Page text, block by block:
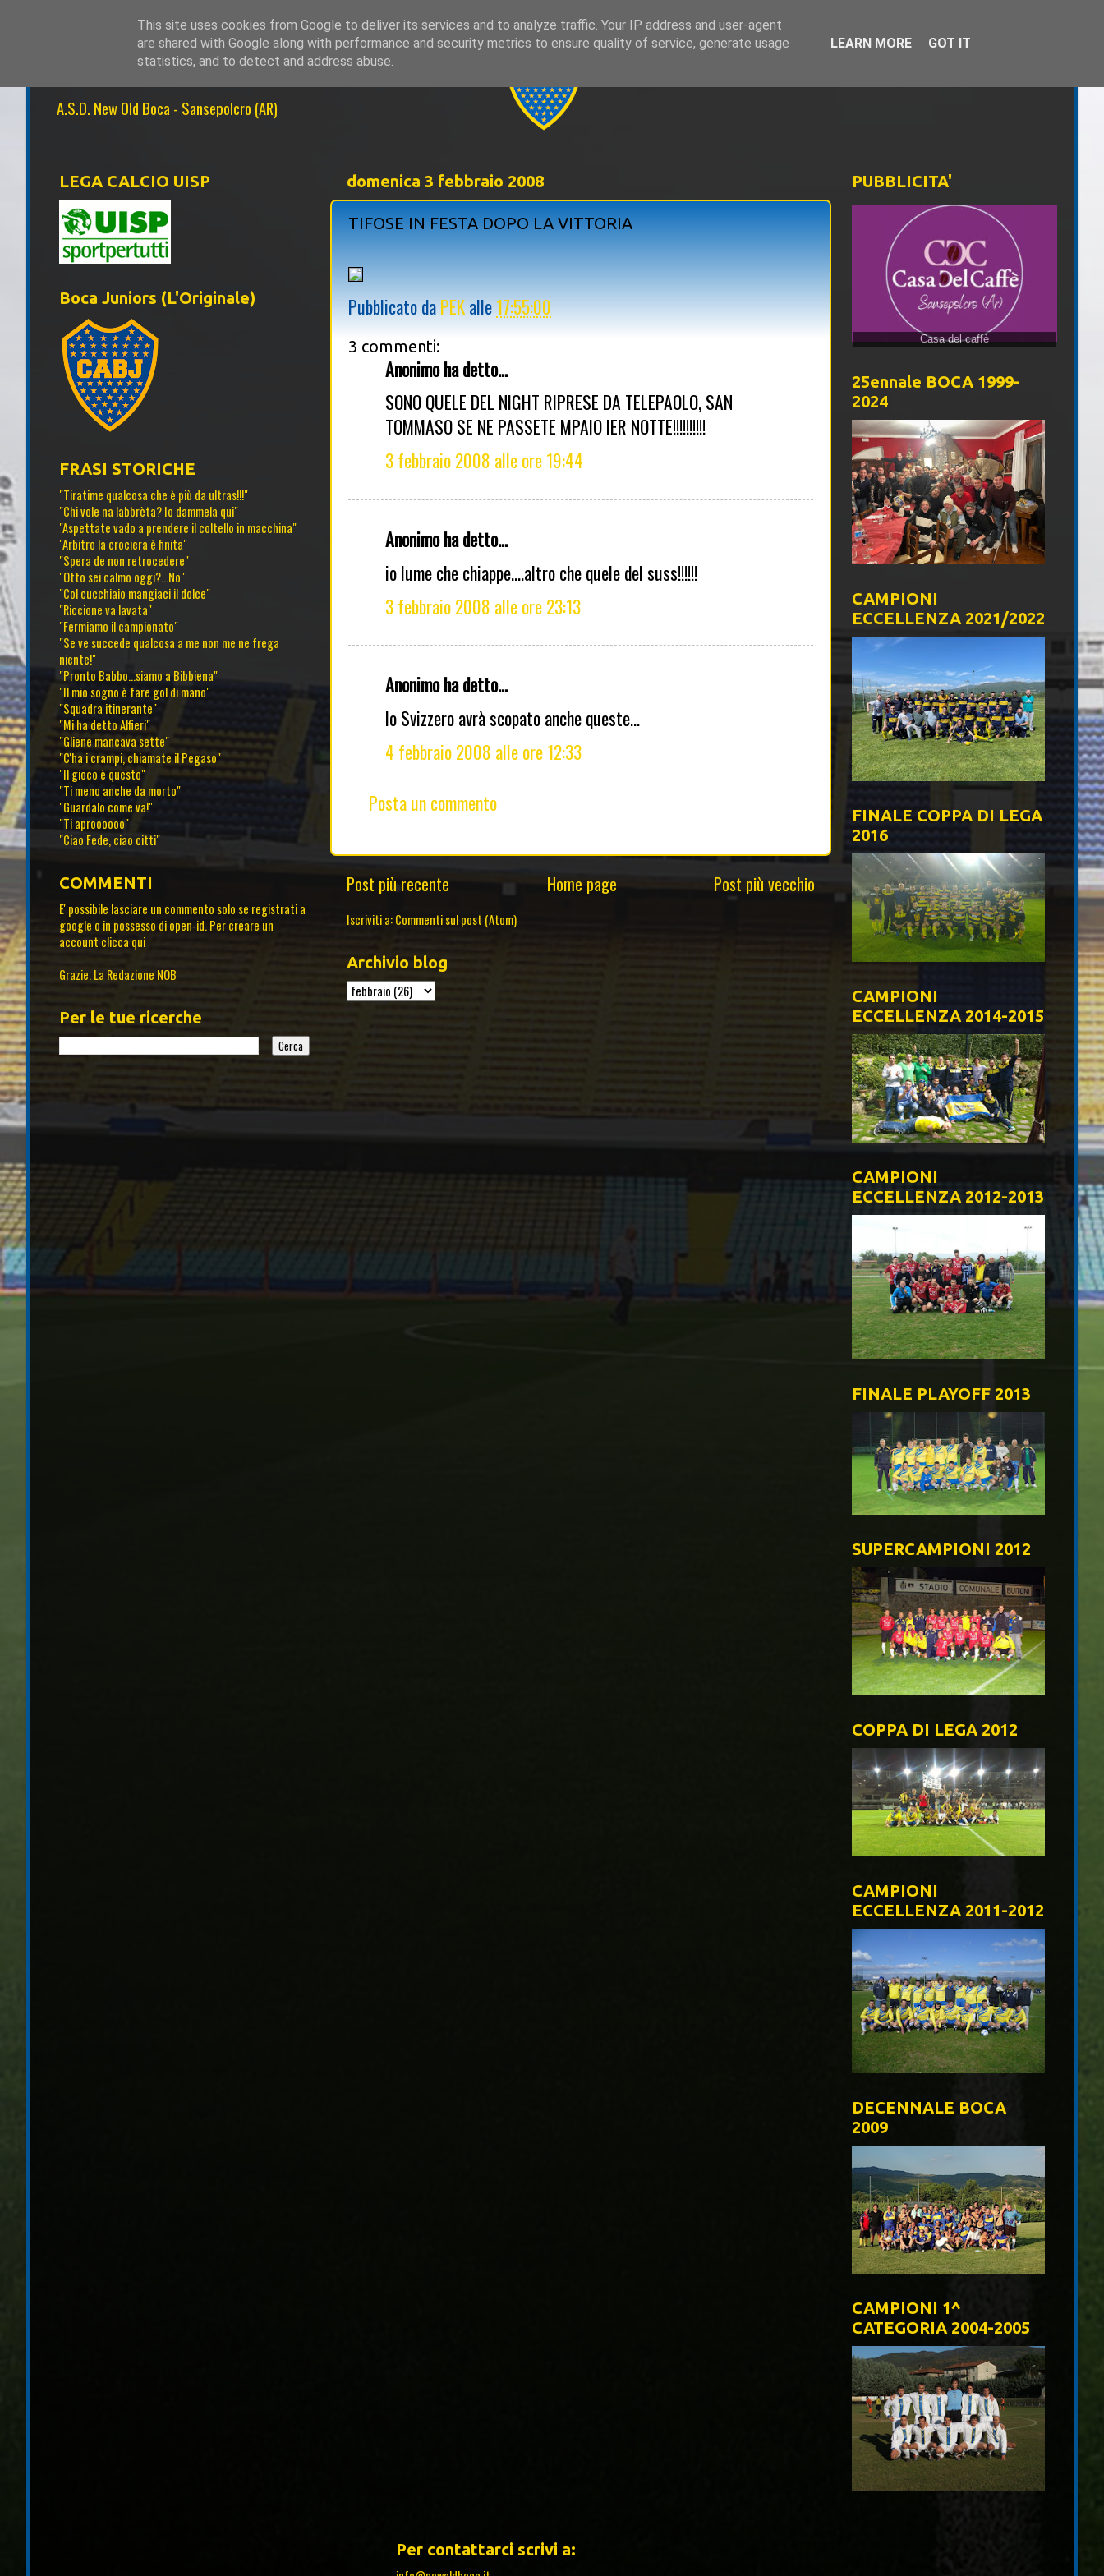
NEW OLD BOCA 1999
A.S.D. New Old Boca - Sansepolcro (AR)
domenica 3 febbraio 2008
TIFOSE IN FESTA DOPO LA VITTORIA
Pubblicato daPEKalle17:55:00
3 commenti:
Anonimo ha detto...
SONO QUELE DEL NIGHT RIPRESE DA TELEPAOLO, SAN
TOMMASO SE NE PASSETE MPAIO IER NOTTE!!!!!!!!!!
3 febbraio 2008 alle ore 19:44
Anonimo ha detto...
io lume che chiappe....altro che quele del suss!!!!!!
3 febbraio 2008 alle ore 23:13
Anonimo ha detto...
lo Svizzero avrà scopato anche queste...
4 febbraio 2008 alle ore 12:33
Posta un commento
Post più recente Post più vecchio
Home page
Iscriviti a:Commenti sul post (Atom)
Archivio blog
LEGA CALCIO UISP
Boca Juniors (L'Originale)
FRASI STORICHE
"Tiratime qualcosa che è più da ultras!!!"
"Chi vole na labbrèta? Io dammela qui"
"Aspettate vado a prendere il coltello in macchina"
"Arbitro la crociera è finita"
"Spera de non retrocedere"
"Otto sei calmo oggi?...No"
"Col cucchiaio mangiaci il dolce"
"Riccione va lavata"
"Fermiamo il campionato"
"Se ve succede qualcosa a me non me ne frega
niente!"
"Pronto Babbo...siamo a Bibbiena"
"Il mio sogno è fare gol di mano"
"Squadra itinerante"
"Mi ha detto Alfieri"
"Gliene mancava sette"
"C'ha i crampi, chiamate il Pegaso"
"Il gioco è questo"
"Ti meno anche da morto"
"Guardalo come va!"
"Ti aproooooo"
"Ciao Fede, ciao citti"
COMMENTI
E' possibile lasciare un commento solo se registrati a
google o in possesso di open-id. Per creare un
account clicca qui
Grazie. La Redazione NOB
Per le tue ricerche
PUBBLICITA'
25ennale BOCA 1999-
2024
CAMPIONI
ECCELLENZA 2021/2022
FINALE COPPA DI LEGA
2016
CAMPIONI
ECCELLENZA 2014-2015
CAMPIONI
ECCELLENZA 2012-2013
FINALE PLAYOFF 2013
SUPERCAMPIONI 2012
COPPA DI LEGA 2012
CAMPIONI
ECCELLENZA 2011-2012
DECENNALE BOCA
2009
CAMPIONI 1^
CATEGORIA 2004-2005
Per contattarci scrivi a:
This site uses cookies from Google to deliver its services and to analyze traffic. Your IP address and user-agent
are shared with Google along with performance and security metrics to ensure quality of service, generate usage
statistics, and to detect and address abuse.
LEARN MORE GOT IT